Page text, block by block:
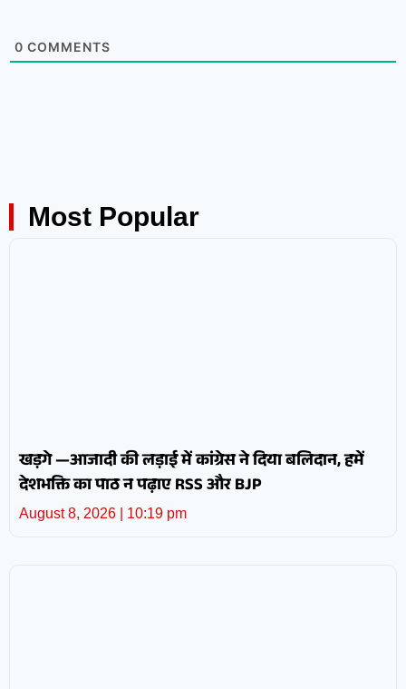
0 COMMENTS
Most Popular
खड़गे —आजादी की लड़ाई में कांग्रेस ने दिया बलिदान, हमें
देशभक्ति का पाठ न पढ़ाए RSS और BJP
August 8, 2026 10:19 pm